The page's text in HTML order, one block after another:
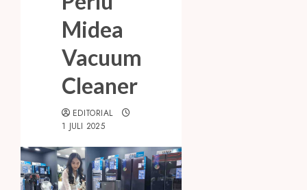
Midea
Vacuum
Cleaner
EDITORIAL
1 JULI 2025